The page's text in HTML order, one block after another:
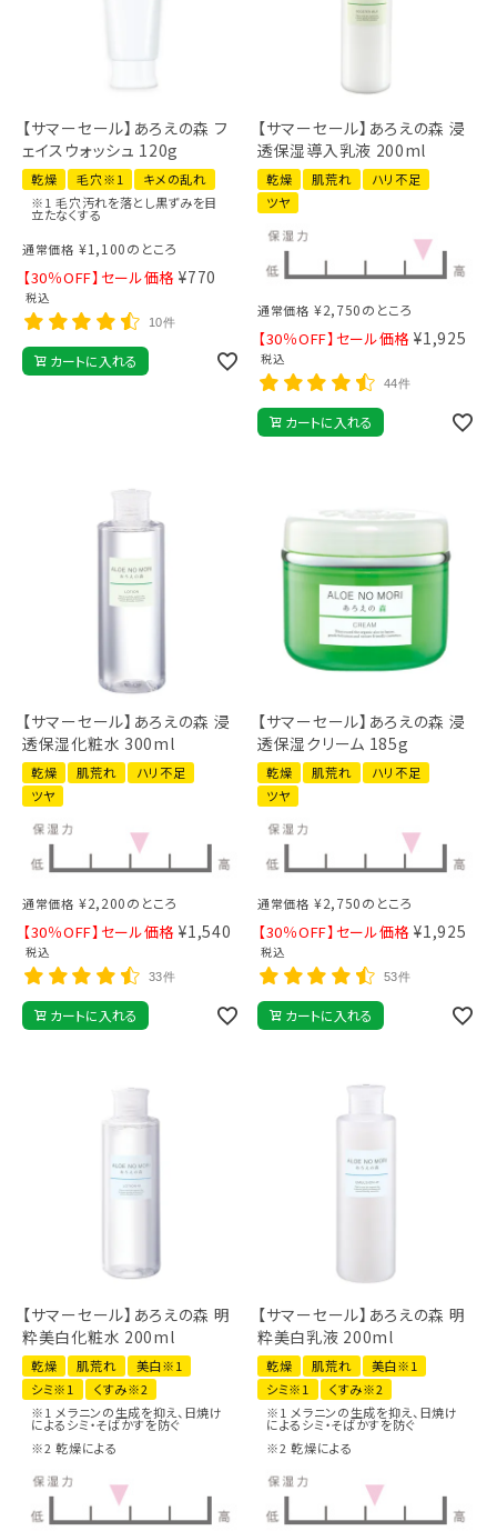
【サマーセール】あろえの森 フ
ェイスウォッシュ 120g
乾燥 毛穴※1
キメの乱れ
※1 毛穴汚れを落とし黒ずみを目
立たなくする
通常価格 ¥1,100のところ
【30％OFF】セール価格 ¥770
税込
10件
カートに入れる
【サマーセール】あろえの森 浸
透保湿導入乳液 200ml
乾燥 肌荒れ
ハリ不足
ツヤ
通常価格 ¥2,750のところ
【30％OFF】セール価格 ¥1,925
税込
44件
カートに入れる
【サマーセール】あろえの森 浸
透保湿化粧水 300ml
乾燥 肌荒れ
ハリ不足
ツヤ
通常価格 ¥2,200のところ
【30％OFF】セール価格 ¥1,540
税込
33件
カートに入れる
【サマーセール】あろえの森 浸
透保湿クリーム 185g
乾燥 肌荒れ
ハリ不足
ツヤ
通常価格 ¥2,750のところ
【30％OFF】セール価格 ¥1,925
税込
53件
カートに入れる
【サマーセール】あろえの森 明
粋美白化粧水 200ml
乾燥 肌荒れ
美白※1
シミ※1
くすみ※2
※1 メラニンの生成を抑え、日焼け
によるシミ・そばかすを防ぐ
※2 乾燥による
【サマーセール】あろえの森 明
粋美白乳液 200ml
乾燥 肌荒れ
美白※1
シミ※1
くすみ※2
※1 メラニンの生成を抑え、日焼け
によるシミ・そばかすを防ぐ
※2 乾燥による